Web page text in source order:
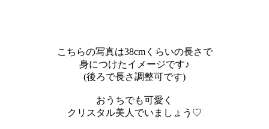
こちらの写真は38cmくらいの長さで
身につけたイメージです♪
(後ろで長さ調整可です)
おうちでも可愛く
クリスタル美人でいましょう♡